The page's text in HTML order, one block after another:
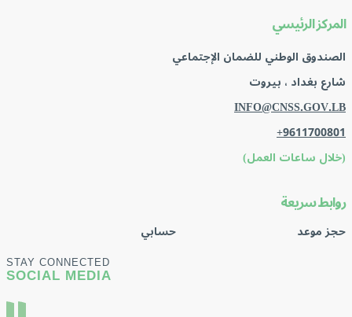
المركز الرئيسي
الصندوق الوطني للضمان الإجتماعي
شارع بغداد ، بيروت
INFO@CNSS.GOV.LB
+9611700801
(خلال ساعات العمل)
روابط سريعة
حجز موعد حسابي
STAY CONNECTED
SOCIAL MEDIA